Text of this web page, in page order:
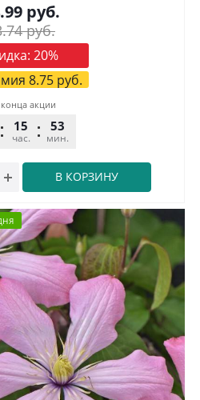
руб.
руб.
20%
8.75руб.
В КОРЗИНУ
акции
15
час.
53
мин.